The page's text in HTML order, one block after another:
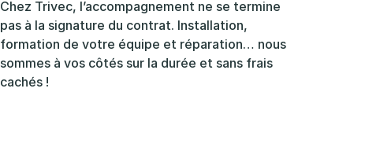
Chez Trivec, l’accompagnement ne se termine
pas à la signature du contrat. Installation,
formation de votre équipe et réparation… nous
sommes à vos côtés sur la durée et sans frais
cachés !